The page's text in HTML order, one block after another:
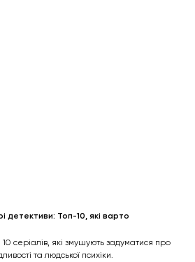
детективи: Топ-10, які варто
серіалів, які змушують задуматися про
та людської психіки.